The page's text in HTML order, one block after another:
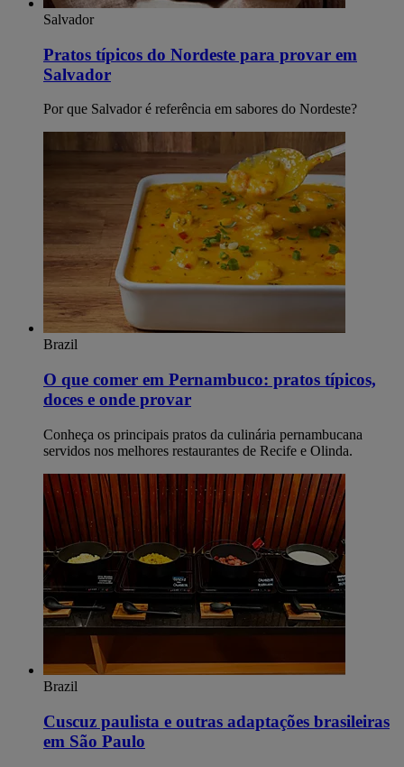
Salvador
Pratos típicos do Nordeste para provar em
Salvador
Por que Salvador é referência em sabores do Nordeste?
Brazil
O que comer em Pernambuco: pratos típicos,
doces e onde provar
Conheça os principais pratos da culinária pernambucana
servidos nos melhores restaurantes de Recife e Olinda.
Brazil
Cuscuz paulista e outras adaptações brasileiras
em São Paulo